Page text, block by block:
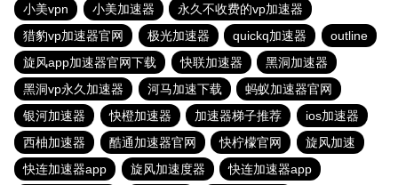
小美vpn
小美加速器
永久不收费的vp加速器
猎豹vp加速器官网
极光加速器 quickq加速器
outline
旋风app加速器官网下载
快联加速器
黑洞加速器
黑洞vp永久加速器
河马加速下载
蚂蚁加速器官网
银河加速器
快橙加速器 加速器梯子推荐
ios加速器
西柚加速器
酷通加速器官网 快柠檬官网
旋风加速
快连加速器app
旋风加速度器
快连加速器app